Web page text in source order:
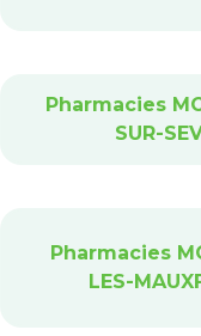
Pharmacies
SUR-
Pharmacies
LES-